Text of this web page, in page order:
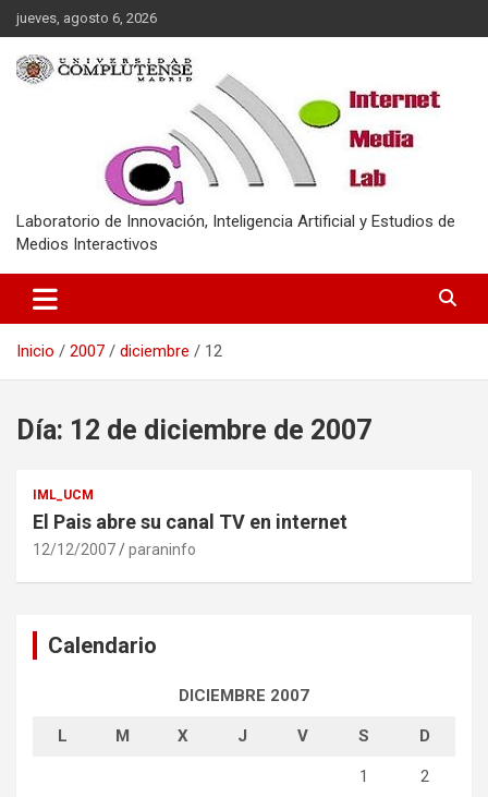
Saltar
al
contenido
jueves, agosto 6, 2026
Laboratorio de Innovación, Inteligencia Artificial y Estudios de
Medios Interactivos
Inicio 2007 diciembre 12
Día: 12 de diciembre de 2007
IML_UCM
El Pais abre su canal TV en internet
12/12/2007 paraninfo
Calendario
DICIEMBRE 2007
L M X J V S D
1 2